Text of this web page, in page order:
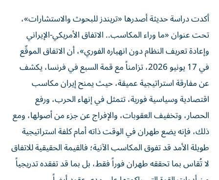
أكدت دراسة حديثة أصدرها «تريندز للبحوث والاستشارات»،
تحت عنوان «ما وراء المكاسب.. الاتفاق الأمريكي-الإيراني
وإعادة تعريف النظام دون انهياره الفوري»، أن الاتفاق الموقّع
في 17 يونيو 2026، تزامناً مع قمة السبع في فرنسا، يكشف
عن مفارقة استراتيجية عميقة، حيث يمنح إيران مكاسب
اقتصادية وسياسية فورية، تتمثل في إنهاء الحرب، ورفع
الحصار، وتخفيف العقوبات، والإفراج عن جزء من أصولها، ومع
ذلك، فإنه يضع طهران في الوقت ذاته أمام كلفة استراتيجية
طويلة الأمد قد تفوق المكاسب الآنية؛ فالقيمة الحقيقية للاتفاق
لا تُقاس بما تحققه طهران فوراً فقط، بل بما قد تفقده تدريجياً
من أدوات القوة التي راكمتها على مدى عقود أيضاً.